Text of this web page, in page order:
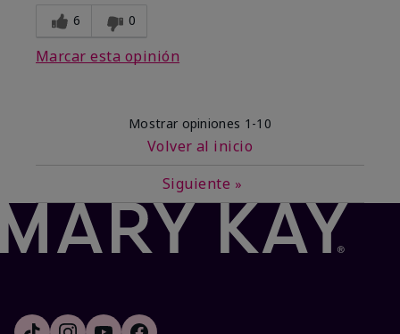
6 0
Marcar esta opinión
Mostrar opiniones 1-10
Volver al inicio
Siguiente »